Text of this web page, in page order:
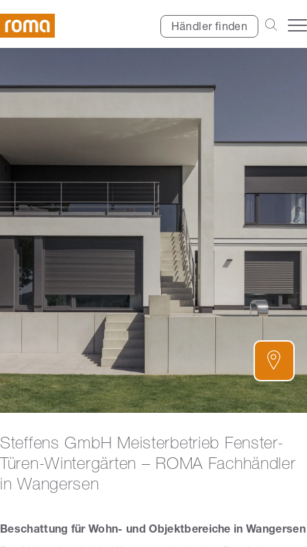
Händler finden
Steffens GmbH Meisterbetrieb Fenster-
Türen-Wintergärten – ROMA Fachhändler
in Wangersen
Beschattung für Wohn- und Objektbereiche in Wangersen